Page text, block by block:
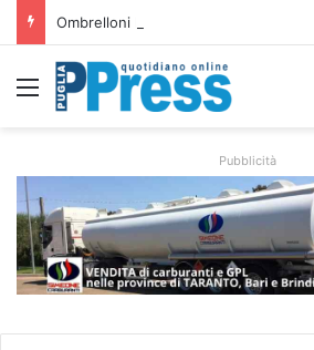
Menu
Pubblicità